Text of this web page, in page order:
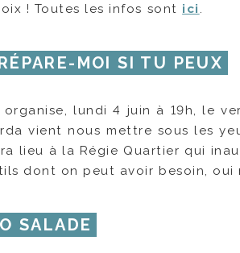
! Toutes les infos sont ici .
MOI SI TU PEUX
organise, lundi 4 juin à 19h, le
vient nous mettre sous les
lieu à la Régie Quartier qui
dont on peut avoir besoin, oui
SALADE